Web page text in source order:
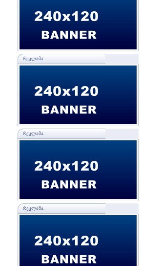
ᲠᲔᲙᲚᲐᲛᲐ.
ᲠᲔᲙᲚᲐᲛᲐ.
ᲠᲔᲙᲚᲐᲛᲐ.